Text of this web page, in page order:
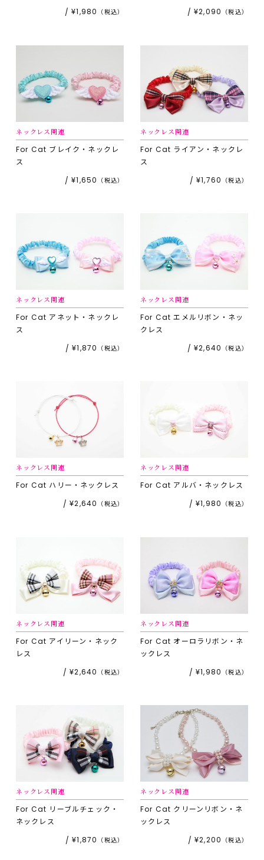
¥1,980
¥2,090
For Cat ブレイク・ネックレ
ス
¥1,650
ネックレス関連
For Cat ライアン・ネックレ
ス
¥1,760
ネックレス関連
For Cat アネット・ネックレ
ス
¥1,870
ネックレス関連
For Catエメルリボン・ネッ
クレス
¥2,640
ネックレス関連
For Cat ハリー・ネックレス
¥2,640
ネックレス関連
For Cat アルバ・ネックレス
¥1,980
ネックレス関連
For Cat アイリーン・ネック
レス
¥2,640
ネックレス関連
For Cat オーロラリボン・ネ
ックレス
¥1,980
ネックレス関連
For Cat リーブルチェック・
ネックレス
¥1,870
ネックレス関連
For Cat クリーンリボン・ネ
ックレス
¥2,200
ネックレス関連